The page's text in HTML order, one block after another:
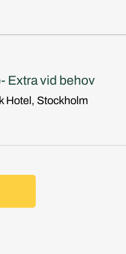
Extra vid behov
Hotel, Stockholm